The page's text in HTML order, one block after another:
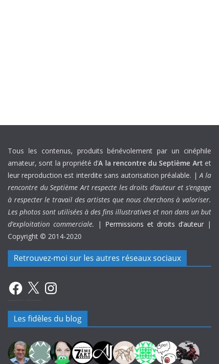
Tous les contenus, produits bénévolement par un cinéphile
amateur, sont la propriété d’A la rencontre du Septième Art et
leur reproduction est interdite sans autorisation préalable. |A la
rencontre du Septième Art respecte les droits d’auteur et s’engage
à respecter le travail des artistes que nous cherchons à valoriser.
Les photos sont utilisées à des fins illustratives et non dans un but
d’exploitation commerciale.
| Permissions et droits d’auteur |
Copyright © 2014-2020
Retrouvez-moi sur les autres réseaux sociaux
Facebook
X Instagram
Les fidèles du blog